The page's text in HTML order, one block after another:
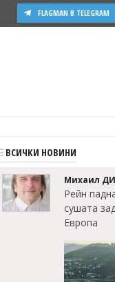
FLAGMAN В TELEGRAM
ВСИЧКИ НОВИНИ
Михаил
Рейн
сушата
Европа